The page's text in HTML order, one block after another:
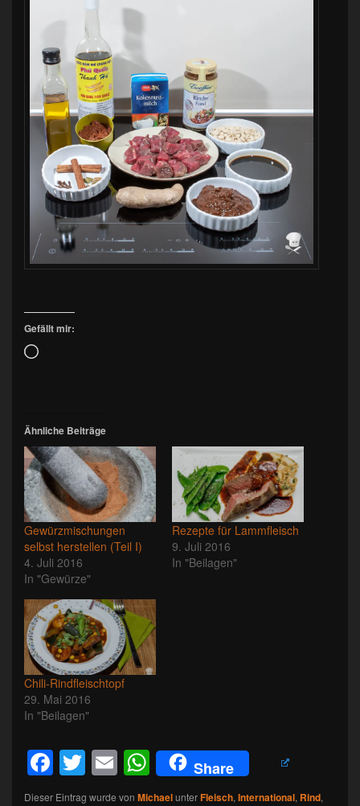
Gefällt mir:
Wird
Ähnliche Beiträge
Gewürzmischungen
selbst herstellen (Teil I)
4. Juli 2016
In "Gewürze"
Rezepte für Lammfleisch
9. Juli 2016
In "Beilagen"
Chili-Rindfleischtopf
29. Mai 2016
In "Beilagen"
F
a
T
wi
E
m
W
h
Share
Dieser Eintrag wurde von MichaelunterFleisch, International, Rind,